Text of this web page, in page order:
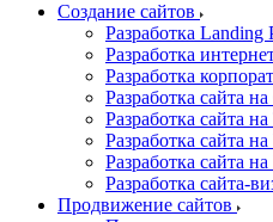
Создание сайтов
Разработка Landing
Разработка
Разработка
Разработка сайта
Разработка сайта
Разработка сайта
Разработка сайта
Разработка сайта-
Продвижение сайтов